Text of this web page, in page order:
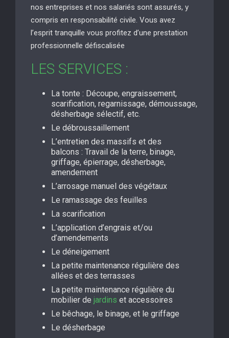
nos entreprises et nos salariés sont assurés, y
compris en responsabilité civile. Vous avez
l’esprit tranquille vous profitez d’une prestation
professionnelle défiscalisée
LES SERVICES :
La tonte : Découpe, engraissement,
scarification, regarnissage, démoussage,
désherbage sélectif, etc.
Le débroussaillement
L’entretien des massifs et des
balcons : Travail de la terre, binage,
griffage, épierrage, désherbage,
amendement
L’arrosage manuel des végétaux
Le ramassage des feuilles
La scarification
L’application d’engrais et/ou
d’amendements
Le déneigement
La petite maintenance régulière des
allées et des terrasses
La petite maintenance régulière du
mobilier de jardins et accessoires
Le bêchage, le binage, et le griffage
Le désherbage